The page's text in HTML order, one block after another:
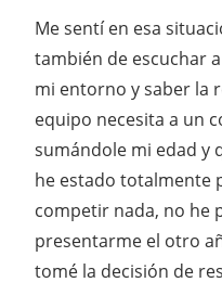
Me sentí en esa
también de escuchar
mi entorno y saber la
equipo necesita a un
sumándole mi edad y
he estado totalmente
competir nada, no he
presentarme el otro
tomé la decisión de